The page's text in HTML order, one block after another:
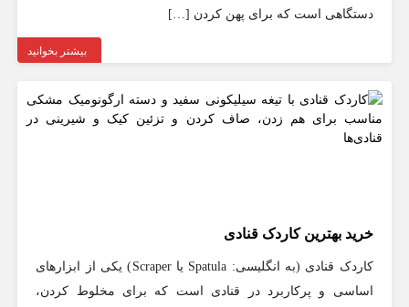
دستگاهی است که برای پهن کردن […]
بیشتر بخوانید
خرید بهترین کاردک قنادی
کاردک قنادی (به انگلیسی: Spatula یا Scraper) یکی از ابزارهای
اساسی و پرکاربرد در قنادی است که برای مخلوط کردن،